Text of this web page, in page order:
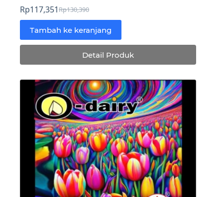
Rp130,390
Harga
aslinya
adalah:
Rp130,390.
Rp117,351Harga
saat
ini
adalah:
Rp117,351.
Tambah ke keranjang
Detail Produk